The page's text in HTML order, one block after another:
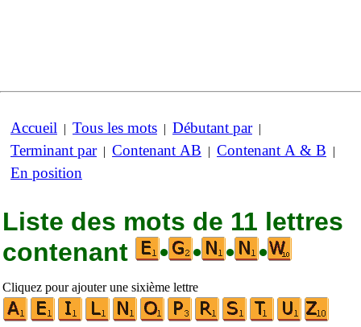
Accueil | Tous les mots | Débutant par|
Terminant par| Contenant AB | Contenant A & B |
En position
Liste des mots de 11 lettres
contenant
• • • •
Cliquez pour ajouter une sixième lettre